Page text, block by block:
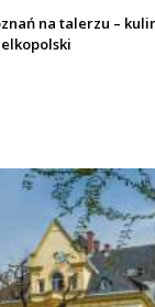
na talerzu –